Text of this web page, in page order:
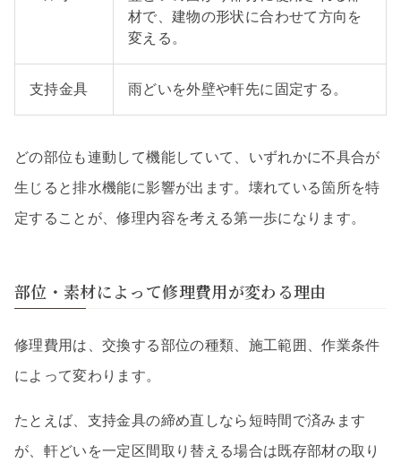
材で、建物の形状に合わせて方向を
変える。
支持金具 雨どいを外壁や軒先に固定する。
どの部位も連動して機能していて、いずれかに不具合が
生じると排水機能に影響が出ます。壊れている箇所を特
定することが、修理内容を考える第一歩になります。
部位・素材によって修理費用が変わる理由
修理費用は、交換する部位の種類、施工範囲、作業条件
によって変わります。
たとえば、支持金具の締め直しなら短時間で済みます
が、軒どいを一定区間取り替える場合は既存部材の取り